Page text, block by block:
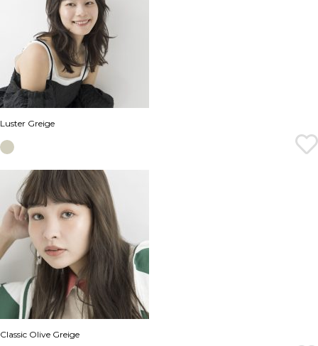
Luster Greige
Classic Olive Greige